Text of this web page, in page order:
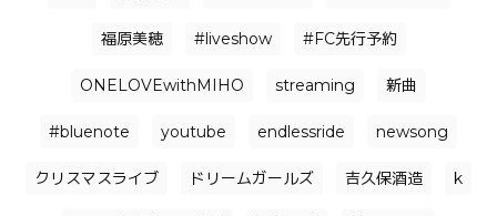
福原美穂 #liveshow #FC先行予約
ONELOVEwithMIHO streaming 新曲
#bluenote youtube endlessride newsong
クリスマスライブ ドリームガールズ 吉久保酒造 k